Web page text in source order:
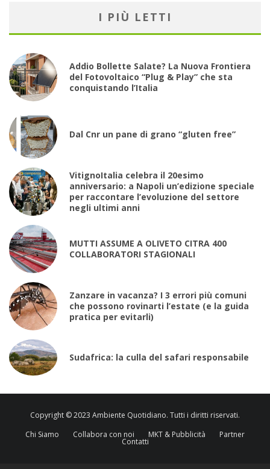
I PIÙ LETTI
Addio Bollette Salate? La Nuova Frontiera
del Fotovoltaico “Plug & Play” che sta
conquistando l’Italia
Dal Cnr un pane di grano “gluten free”
VitignoItalia celebra il 20esimo
anniversario: a Napoli un’edizione speciale
per raccontare l’evoluzione del settore
negli ultimi anni
MUTTI ASSUME A OLIVETO CITRA 400
COLLABORATORI STAGIONALI
Zanzare in vacanza? I 3 errori più comuni
che possono rovinarti l’estate (e la guida
pratica per evitarli)
Sudafrica: la culla del safari responsabile
Copyright © 2023 Ambiente Quotidiano. Tutti i diritti riservati.
Chi Siamo
Collabora con noi MKT & Pubblicità Partner
Contatti